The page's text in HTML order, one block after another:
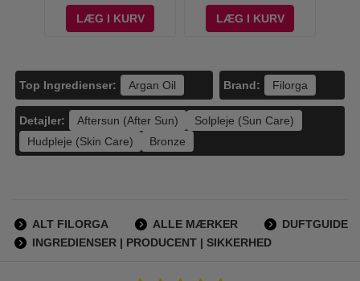
LÆG I KURV
LÆG I KURV
Top Ingredienser: Argan Oil Brand: Filorga
Detajler: Aftersun (After Sun)
Solpleje (Sun Care)
Hudpleje (Skin Care)
Bronze
ALT FILORGA ALLE MÆRKER
DUFTGUIDE
INGREDIENSER | PRODUCENT | SIKKERHED